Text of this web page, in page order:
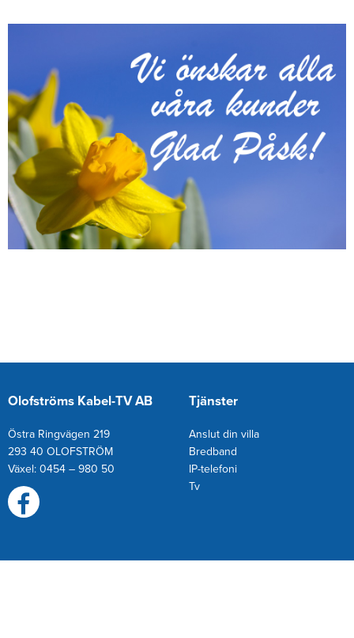
Olofströms Kabel-TV AB
Östra Ringvägen 219
293 40 OLOFSTRÖM
Växel: 0454 – 980 50
Tjänster
Anslut din villa
Bredband
IP-telefoni
Tv